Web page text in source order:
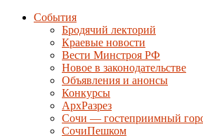
События
Бродячий лекторий
Краевые новости
Вести Минстроя РФ
Новое в законодательстве
Объявления и анонсы
Конкурсы
АрхРазрез
Сочи — гостеприимный
СочиПешком